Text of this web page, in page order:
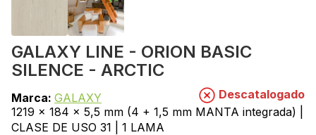
GALAXY LINE - ORION BASIC
SILENCE - ARCTIC
Marca: GALAXY
Descatalogado
1219 x 184 x 5,5 mm (4 + 1,5 mm MANTA integrada) |
CLASE DE USO 31 | 1 LAMA